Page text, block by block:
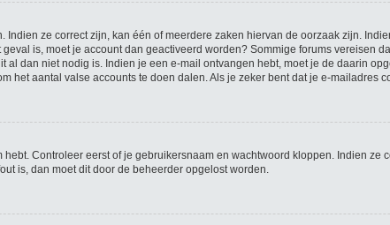
ze correct zijn, kan één of meerdere zaken hiervan de oorzaak zijn.
is, moet je account dan geactiveerd worden? Sommige forums vereisen
dan niet nodig is. Indien je een e-mail ontvangen hebt, moet je de daarin
het aantal valse accounts te doen dalen. Als je zeker bent dat je e-mailadres
Controleer eerst of je gebruikersnaam en wachtwoord kloppen. Indien
is, dan moet dit door de beheerder opgelost worden.